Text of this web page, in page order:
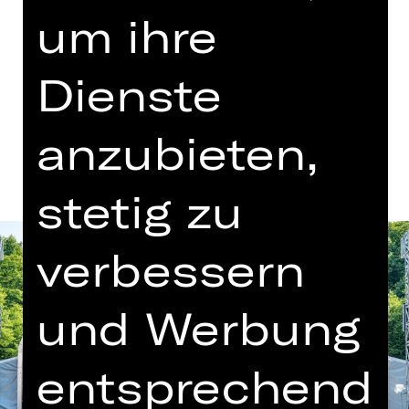
Luitpoldhain
Termine und Besetzung
um ihre
Dienste
anzubieten,
stetig zu
verbessern
und Werbung
entsprechend